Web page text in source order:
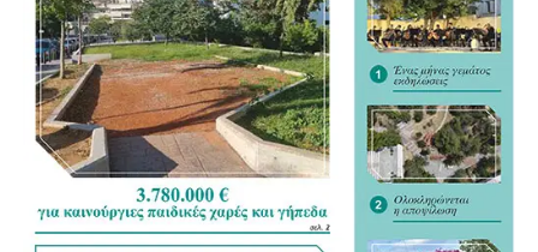
ΛΩΛΟΣ ΒΑΣΙΛΕΙΟΣ